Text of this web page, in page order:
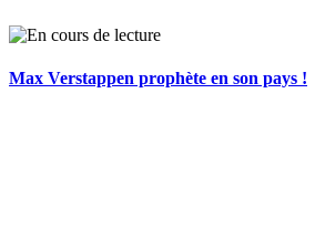
Max Verstappen prophète en son pays !